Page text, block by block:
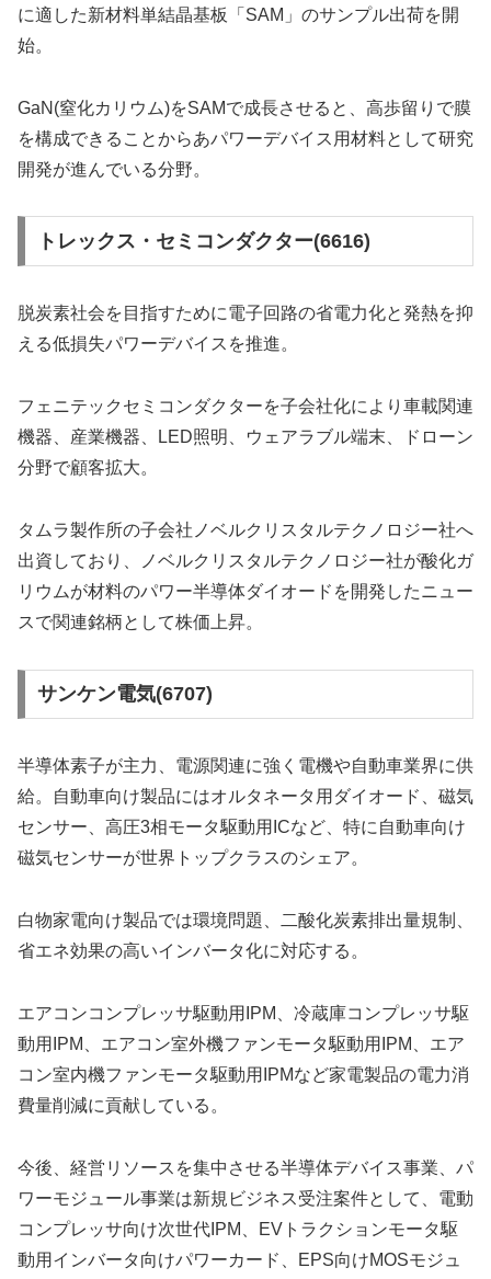
に適した新材料単結晶基板「SAM」のサンプル出荷を開
始。
GaN(窒化カリウム)をSAMで成長させると、高歩留りで膜
を構成できることからあパワーデバイス用材料として研究
開発が進んでいる分野。
トレックス・セミコンダクター(6616)
脱炭素社会を目指すために電子回路の省電力化と発熱を抑
える低損失パワーデバイスを推進。
フェニテックセミコンダクターを子会社化により車載関連
機器、産業機器、LED照明、ウェアラブル端末、ドローン
分野で顧客拡大。
タムラ製作所の子会社ノベルクリスタルテクノロジー社へ
出資しており、ノベルクリスタルテクノロジー社が酸化ガ
リウムが材料のパワー半導体ダイオードを開発したニュー
スで関連銘柄として株価上昇。
サンケン電気(6707)
半導体素子が主力、電源関連に強く電機や自動車業界に供
給。自動車向け製品にはオルタネータ用ダイオード、磁気
センサー、高圧3相モータ駆動用ICなど、特に自動車向け
磁気センサーが世界トップクラスのシェア。
白物家電向け製品では環境問題、二酸化炭素排出量規制、
省エネ効果の高いインバータ化に対応する。
エアコンコンプレッサ駆動用IPM、冷蔵庫コンプレッサ駆
動用IPM、エアコン室外機ファンモータ駆動用IPM、エア
コン室内機ファンモータ駆動用IPMなど家電製品の電力消
費量削減に貢献している。
今後、経営リソースを集中させる半導体デバイス事業、パ
ワーモジュール事業は新規ビジネス受注案件として、電動
コンプレッサ向け次世代IPM、EVトラクションモータ駆
動用インバータ向けパワーカード、EPS向けMOSモジュ